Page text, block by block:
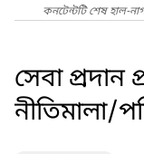
কনটেন্টটি শেষ হাল-
সেবা
নীতিমালা/